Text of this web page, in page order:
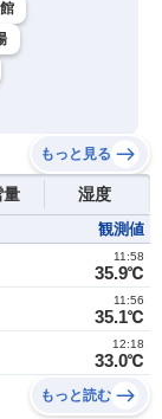
もっと見る
量 湿度
観測値
35.9℃
11:58
35.1℃
11:56
33.0℃
12:18
もっと読む